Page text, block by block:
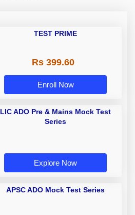
TEST PRIME
Rs 399.60
Enroll Now
LIC ADO Pre & Mains Mock Test
Series
Explore Now
APSC ADO Mock Test Series